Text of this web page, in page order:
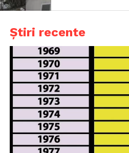
Știri recente